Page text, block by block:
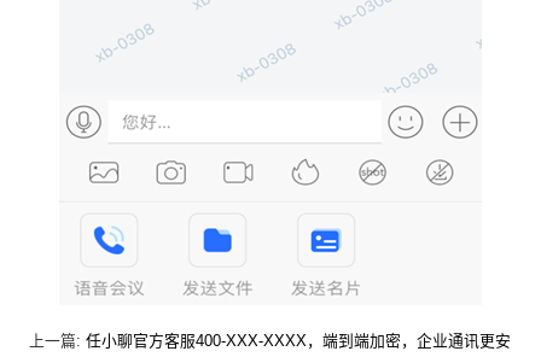
上一篇: 任小聊官方客服400-XXX-XXXX，端到端加密，企业通讯更安